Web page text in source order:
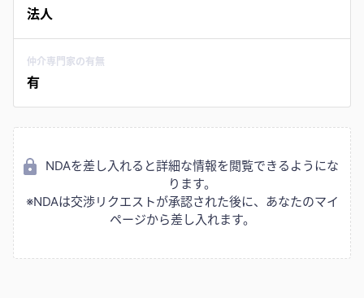
法人
仲介専門家の有無
有
NDAを差し入れると詳細な情報を閲覧できるようにな
ります。
※NDAは交渉リクエストが承認された後に、あなたのマイ
ページから差し入れます。